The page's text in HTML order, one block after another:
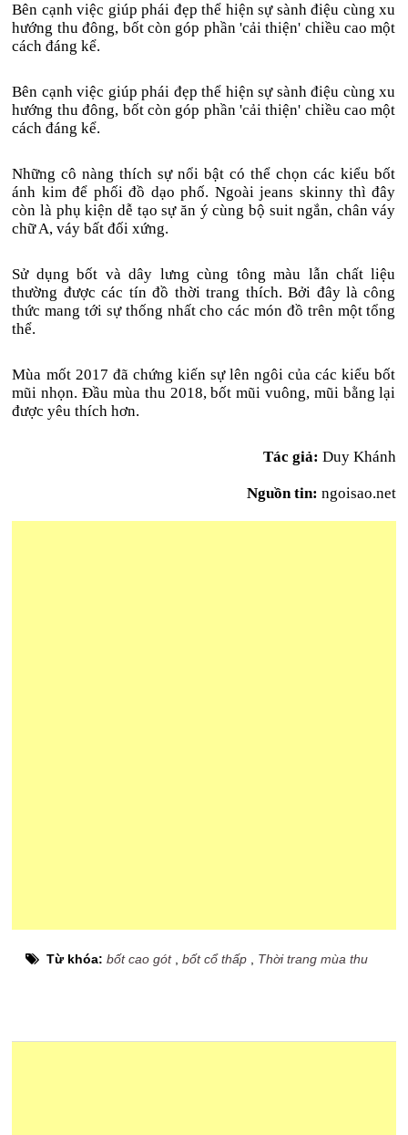
Bên cạnh việc giúp phái đẹp thể hiện sự sành điệu cùng xu
hướng thu đông, bốt còn góp phần 'cải thiện' chiều cao một
cách đáng kể.
Bên cạnh việc giúp phái đẹp thể hiện sự sành điệu cùng xu
hướng thu đông, bốt còn góp phần 'cải thiện' chiều cao một
cách đáng kể.
Những cô nàng thích sự nổi bật có thể chọn các kiểu bốt
ánh kim để phối đồ dạo phố. Ngoài jeans skinny thì đây
còn là phụ kiện dễ tạo sự ăn ý cùng bộ suit ngắn, chân váy
chữ A, váy bất đối xứng.
Sử dụng bốt và dây lưng cùng tông màu lẫn chất liệu
thường được các tín đồ thời trang thích. Bởi đây là công
thức mang tới sự thống nhất cho các món đồ trên một tổng
thể.
Mùa mốt 2017 đã chứng kiến sự lên ngôi của các kiểu bốt
mũi nhọn. Đầu mùa thu 2018, bốt mũi vuông, mũi bằng lại
được yêu thích hơn.
Tác giả: Duy Khánh
Nguồn tin: ngoisao.net
Từ khóa:bốt cao gót,bốt cổ thấp Thời trang mùa thu